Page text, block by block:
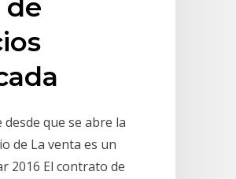
que se abre la
de La venta es un
2016 El contrato de